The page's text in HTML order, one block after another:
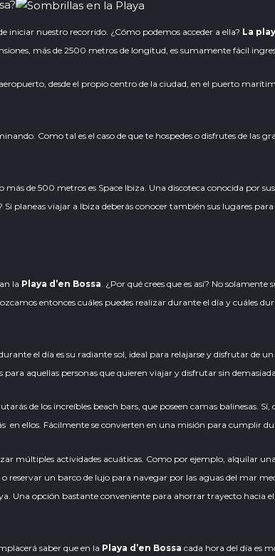
iniciar nuestro recorrido. ¿Cómo podemos acceder a ella? La
más de 2500 metros de longitud, es sumamente fácil
desde el propio centro de la ciudad, en el puerto
Como tal es el caso de que te hospedes o disfrutes de las
de 500 metros es Space Ibiza. Una discoteca conocida por
Si planeas viajar a Ibiza deberás conocer también sus lugares
la Playa d’en Bossa. ¿Por qué crees que es así? No
entonces cuáles puedes realizar durante el día y cuáles
el día es su radiante sol, ideal para relajarse y disfrutar de
para aquellas personas que quieren viajar y disfrutar sin
de los increíbles beach bars, que poseen camas balinesas.
en ellos. Fácilmente se convierten en una misión para cumplir
múltiples actividades acuáticas. Como por ejemplo, alquilar
un barco de lujo para navegar por las aguas del mar
Una opción bastante conveniente para ahorrar trayecto hacia
saber que en la Playa d’en Bossa cada hora del día es